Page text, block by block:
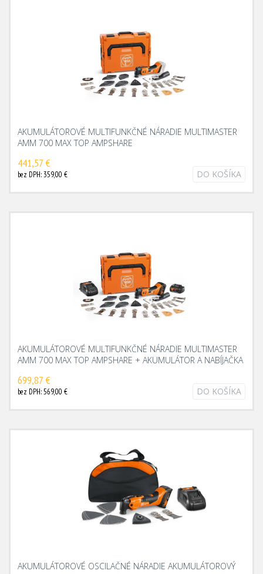
AKUMULÁTOROVÉ MULTIFUNKČNÉ NÁRADIE MULTIMASTER
AMM 700 MAX TOP AMPSHARE
441,57 €
bez DPH: 359,00 € DO KOŠÍKA
AKUMULÁTOROVÉ MULTIFUNKČNÉ NÁRADIE MULTIMASTER
AMM 700 MAX TOP AMPSHARE + AKUMULÁTOR A NABÍJAČKA
699,87 €
bez DPH: 569,00 € DO KOŠÍKA
AKUMULÁTOROVÉ OSCILAČNÉ NÁRADIE AKUMULÁTOROVÝ